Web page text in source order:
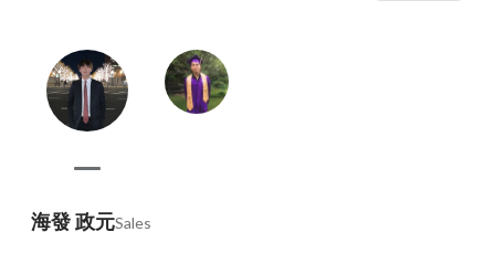
海發 政元Sales